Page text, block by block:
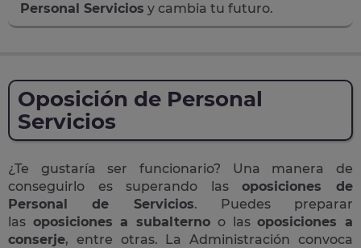
Personal Servicios y cambia tu futuro.
Oposición de Personal
Servicios
¿Te gustaría ser funcionario? Una manera de
conseguirlo es superando lasoposiciones de
Personal de Servicios. Puedes preparar
las oposiciones a subalterno o lasoposiciones a
conserje, entre otras. La Administración convoca